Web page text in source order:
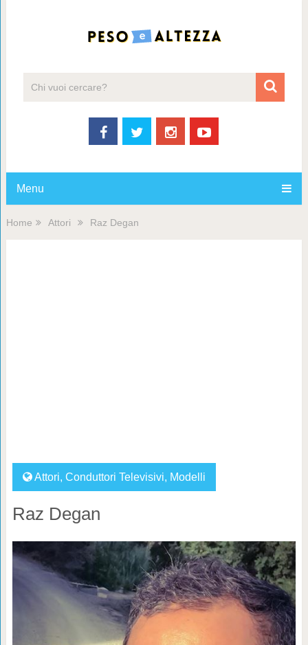
Menu
Home Attori Raz Degan
Attori, Conduttori Televisivi, Modelli
Raz Degan